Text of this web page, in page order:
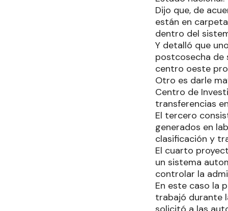
Dijo que, de
están en
dentro del
Y detalló que
postcosecha de
centro oeste
Otro es darle
Centro de
transferencias
El tercero
generados en
clasificación y
El cuarto
un sistema
controlar la
En este caso la
trabajó durante